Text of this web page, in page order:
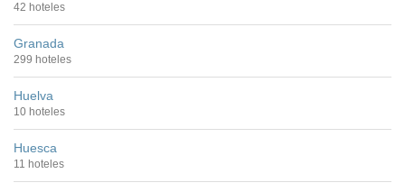
42 hoteles
Granada
299 hoteles
Huelva
10 hoteles
Huesca
11 hoteles